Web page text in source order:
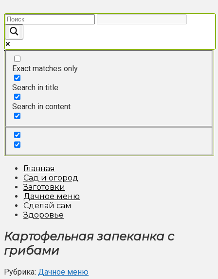
к
контенту
Exact matches only
Search in title
Search in content
Главная
Сад и огород
Заготовки
Дачное меню
Сделай сам
Здоровье
Картофельная запеканка с
грибами
Рубрика: Дачное меню